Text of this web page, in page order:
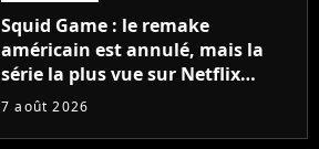
Squid Game : le remake
américain est annulé, mais la
série la plus vue sur Netflix
pourrait avoir une version
7 août 2026